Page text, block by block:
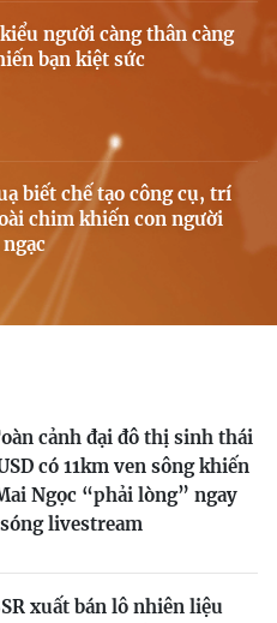
người càng thân càng
bạn kiệt sức
biết chế tạo công cụ, trí
chim khiến con người
cảnh đại đô thị sinh thái
có 11km ven sông khiến
Ngọc “phải lòng” ngay
livestream
xuất bán lô nhiên liệu